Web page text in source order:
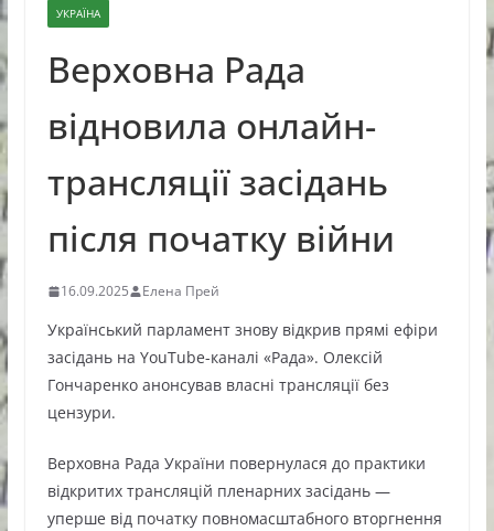
УКРАЇНА
Верховна Рада
відновила онлайн-
трансляції засідань
після початку війни
16.09.2025 Елена Прей
Український парламент знову відкрив прямі ефіри
засідань на YouTube-каналі «Рада». Олексій
Гончаренко анонсував власні трансляції без
цензури.
Верховна Рада України повернулася до практики
відкритих трансляцій пленарних засідань —
уперше від початку повномасштабного вторгнення